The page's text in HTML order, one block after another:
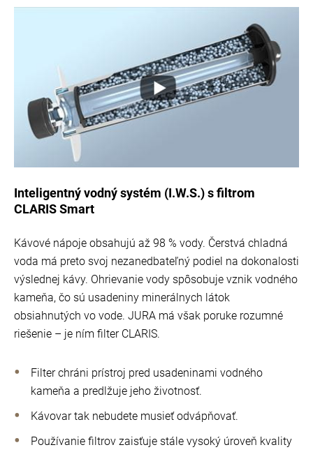
Inteligentný vodný systém (I.W.S.) s filtrom
CLARIS Smart
Kávové nápoje obsahujú až 98 % vody. Čerstvá chladná
voda má preto svoj nezanedbateľný podiel na dokonalosti
výslednej kávy. Ohrievanie vody spôsobuje vznik vodného
kameňa, čo sú usadeniny minerálnych látok
obsiahnutých vo vode. JURA má však poruke rozumné
riešenie – je ním filter CLARIS.
Filter chráni prístroj pred usadeninami vodného
kameňa a predlžuje jeho životnosť.
Kávovar tak nebudete musieť odvápňovať.
Používanie filtrov zaisťuje stále vysoký úroveň kvality